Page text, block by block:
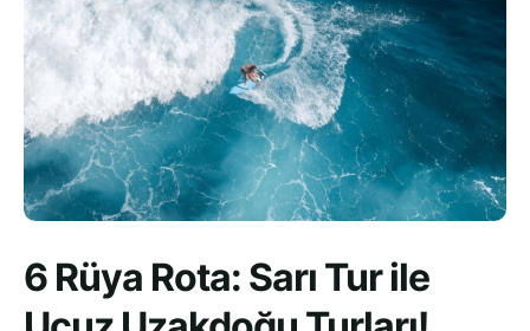
6 Rüya Rota: Sarı Tur ile